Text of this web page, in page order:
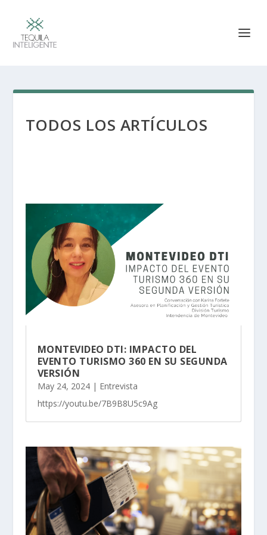
TODOS LOS ARTÍCULOS
MONTEVIDEO DTI: IMPACTO DEL
EVENTO TURISMO 360 EN SU SEGUNDA
VERSIÓN
May 24, 2024| Entrevista
https://youtu.be/7B9B8U5c9Ag